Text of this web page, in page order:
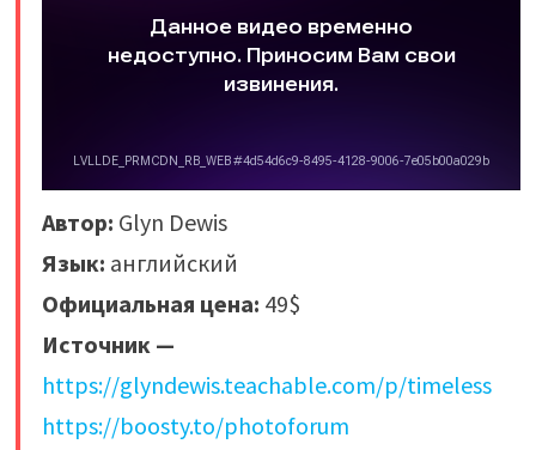
Автор: Glyn Dewis
Язык: английский
Официальная цена: 49$
Источник —
https://glyndewis.teachable.com/p/timeless
https://boosty.to/photoforum